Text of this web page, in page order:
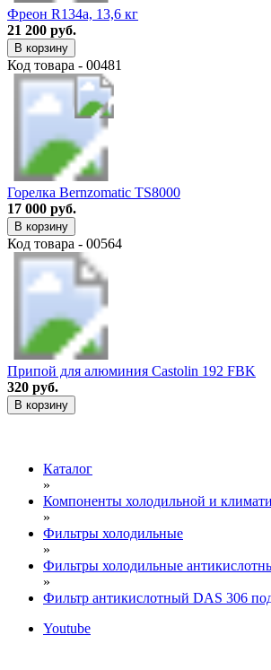
Фреон R134a, 13,6 кг
21 200 руб.
В корзину
Код товара - 00481
Горелка Bernzomatic TS8000
17 000 руб.
В корзину
Код товара - 00564
Припой для алюминия Castolin 192 FBK
320 руб.
В корзину
Каталог
»
Компоненты холодильной и
»
Фильтры холодильные
»
Фильтры холодильные
»
Фильтр антикислотный DAS 306
Youtube